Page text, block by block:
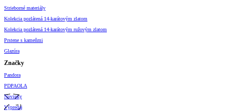
Strieborné materiály
Kolekcia pozlátená 14-karátovým zlatom
Kolekcia pozlátená 14-karátovým ružovým zlatom
Prstene s kameňmi
Glazúra
Značky
Pandora
PDPAOLA
Novinky
Výpredaj